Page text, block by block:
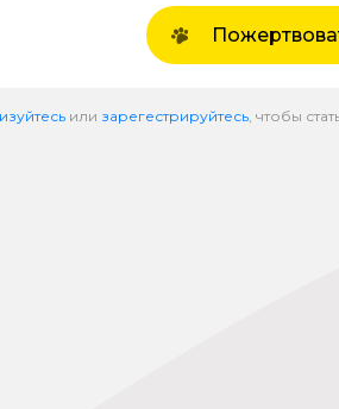
или зарегестрируйтесь , чтобы